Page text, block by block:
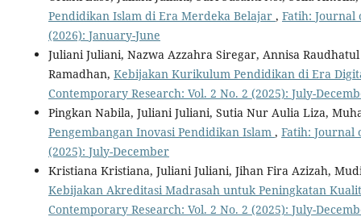
Pendidikan Islam di Era Merdeka Belajar , Fatih: Journal
(2026): January-June
Juliani Juliani, Nazwa Azzahra Siregar, Annisa
Ramadhan, Kebijakan Kurikulum Pendidikan di Era
Contemporary Research: Vol. 2 No. 2 (2025): July-
Pingkan Nabila, Juliani Juliani, Sutia Nur Aulia Liza,
Pengembangan Inovasi Pendidikan Islam , Fatih: Journal
(2025): July-December
Kristiana Kristiana, Juliani Juliani, Jihan Fira Azizah,
Kebijakan Akreditasi Madrasah untuk Peningkatan
Contemporary Research: Vol. 2 No. 2 (2025): July-